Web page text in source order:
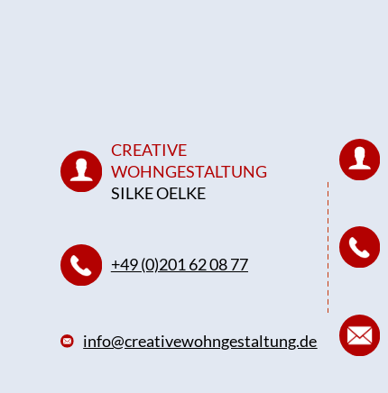
CREATIVE
WOHNGESTALTUNG
SILKE OELKE
+49 (0)201 62 08 77
info@creativewohngestaltung.de